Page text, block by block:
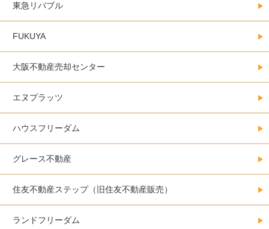
東急リバブル
FUKUYA
大阪不動産売却センター
エヌプラッツ
ハウスフリーダム
グレース不動産
住友不動産ステップ（旧住友不動産販売）
ランドフリーダム